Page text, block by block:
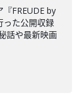
FREUDE by
った公開収録
話や最新映画